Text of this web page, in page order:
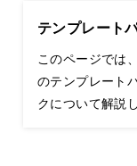
テンプレート
このページでは
のテンプレート
クについて解説